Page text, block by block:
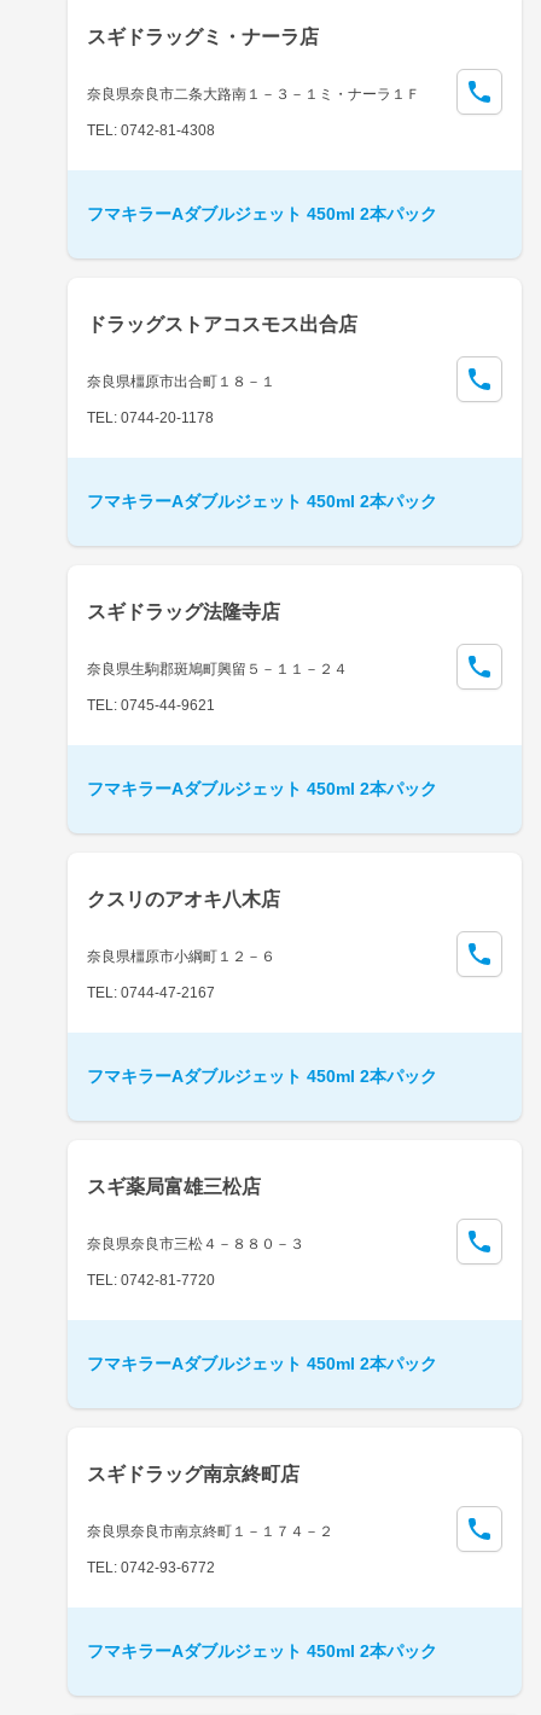
スギドラッグミ・ナーラ店
奈良県奈良市二条大路南１－３－１ミ・ナーラ１Ｆ
TEL: 0742-81-4308
フマキラーAダブルジェット 450ml 2本パック
ドラッグストアコスモス出合店
奈良県橿原市出合町１８－１
TEL: 0744-20-1178
フマキラーAダブルジェット 450ml 2本パック
スギドラッグ法隆寺店
奈良県生駒郡斑鳩町興留５－１１－２４
TEL: 0745-44-9621
フマキラーAダブルジェット 450ml 2本パック
クスリのアオキ八木店
奈良県橿原市小綱町１２－６
TEL: 0744-47-2167
フマキラーAダブルジェット 450ml 2本パック
スギ薬局富雄三松店
奈良県奈良市三松４－８８０－３
TEL: 0742-81-7720
フマキラーAダブルジェット 450ml 2本パック
スギドラッグ南京終町店
奈良県奈良市南京終町１－１７４－２
TEL: 0742-93-6772
フマキラーAダブルジェット 450ml 2本パック